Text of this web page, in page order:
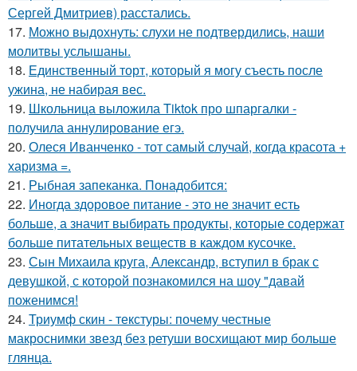
Сергей Дмитриев) расстались.
17. Можно выдохнуть: слухи не подтвердились, наши
молитвы услышаны.
18. Единственный торт, который я могу съесть после
ужина, не набирая вес.
19. Школьница выложила Tiktok про шпаргалки -
получила аннулирование егэ.
20. Олеся Иванченко - тот самый случай, когда красота +
харизма =.
21. Рыбная запеканка. Понадобится:
22. Иногда здоровое питание - это не значит есть
больше, а значит выбирать продукты, которые содержат
больше питательных веществ в каждом кусочке.
23. Сын Михаила круга, Александр, вступил в брак с
девушкой, с которой познакомился на шоу "давай
поженимся!
24. Триумф скин - текстуры: почему честные
макроснимки звезд без ретуши восхищают мир больше
глянца.